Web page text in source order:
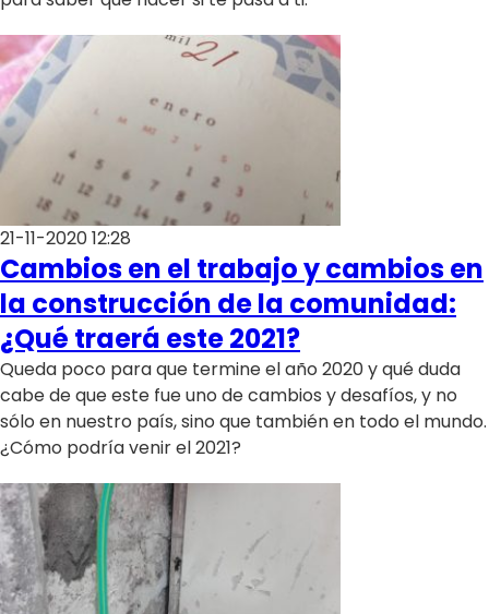
21-11-2020 12:28
Cambios en el trabajo y cambios en
la construcción de la comunidad:
¿Qué traerá este 2021?
Queda poco para que termine el año 2020 y qué duda
cabe de que este fue uno de cambios y desafíos, y no
sólo en nuestro país, sino que también en todo el mundo.
¿Cómo podría venir el 2021?